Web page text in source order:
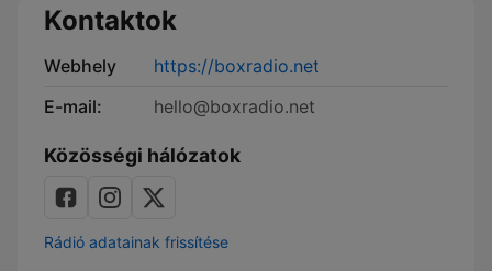
Kontaktok
Webhely
https://boxradio.net
E-mail:
hello@boxradio.net
Közösségi hálózatok
Rádió adatainak frissítése